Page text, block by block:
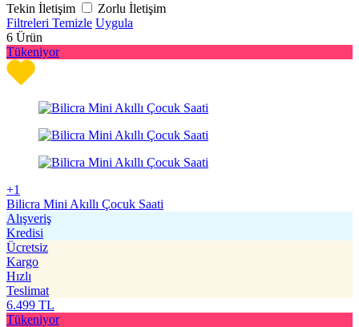
Tekin İletişim
Zorlu İletişim
Filtreleri Temizle Uygula
6 Ürün
Tükeniyor
+1
Bilicra Mini Akıllı Çocuk Saati
Alışveriş
Kredisi
Ücretsiz
Kargo
Hızlı
Teslimat
6.499 TL
Tükeniyor